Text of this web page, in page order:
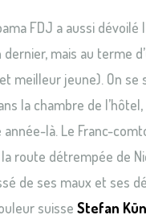
FDJ a aussi dévoilé
dernier, mais au
meilleur jeune). On
la chambre de
là. Le Franc-
route détrempée de
de ses maux et ses
suisse Stefan